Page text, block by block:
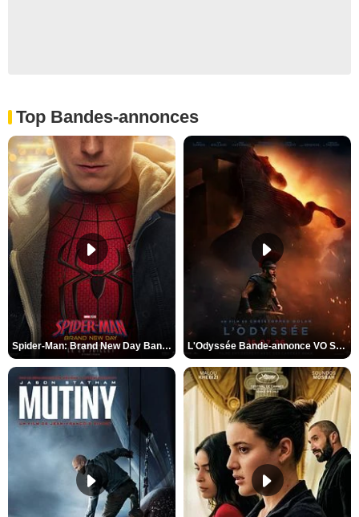
Top Bandes-annonces
Spider-Man: Brand New Day Bande-annonce VO STFR L'Odyssée Bande-annonce VO STFR